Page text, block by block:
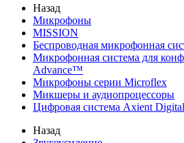
Назад
Микрофоны
MISSION
Беспроводная микрофонная
Микрофонная система для
Advance™
Микрофоны серии Microflex
Микшеры и аудиопроцессоры
Цифровая система Axient Digital
Назад